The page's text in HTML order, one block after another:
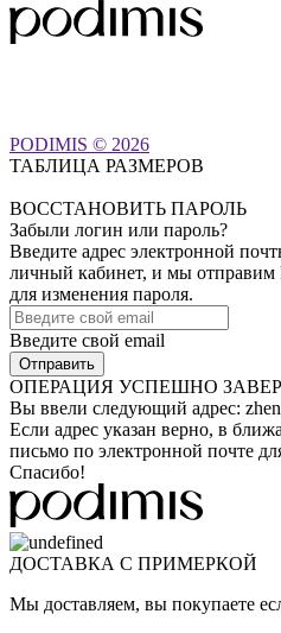
PODIMIS © 2026
ТАБЛИЦА РАЗМЕРОВ
ВОССТАНОВИТЬ ПАРОЛЬ
Забыли логин или пароль?
Введите адрес электронной
личный кабинет, и мы отправим
для изменения пароля.
Введите свой email
ОПЕРАЦИЯ УСПЕШНО
Вы ввели следующий адрес:
Если адрес указан верно, в
письмо по электронной почте
Спасибо!
ДОСТАВКА С ПРИМЕРКОЙ
Мы доставляем, вы покупаете